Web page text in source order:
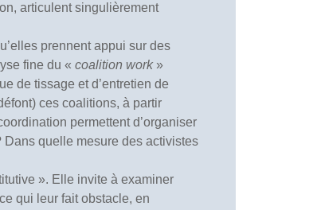
articulent singulièrement
prennent appui sur des
fine du « coalition work»
de tissage et d’entretien de
ces coalitions, à partir
permettent d’organiser
quelle mesure des activistes
». Elle invite à examiner
qui leur fait obstacle, en